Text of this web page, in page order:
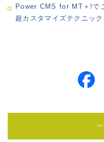
Power CMS for MT＋!で
超カスタマイズテクニック